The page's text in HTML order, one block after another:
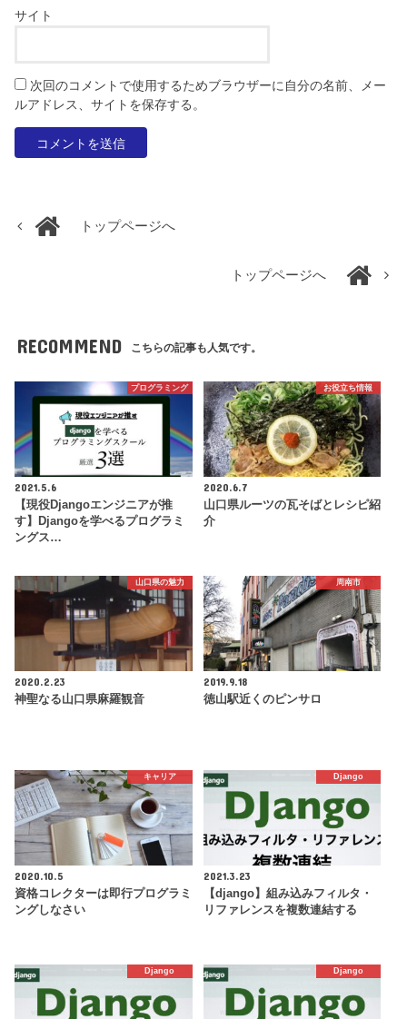
サイト
次回のコメントで使用するためブラウザーに自分の名前、メー
ルアドレス、サイトを保存する。
トップページへ
トップページへ
RECOMMEND こちらの記事も人気です。
プログラミング
2021.5.6
【現役Djangoエンジニアが推
す】Djangoを学べるプログラミ
ングス…
お役立ち情報
2020.6.7
山口県ルーツの瓦そばとレシピ紹
介
山口県の魅力
2020.2.23
神聖なる山口県麻羅観音
周南市
2019.9.18
徳山駅近くのピンサロ
キャリア
2020.10.5
資格コレクターは即行プログラミ
ングしなさい
Django
2021.3.23
【django】組み込みフィルタ・
リファレンスを複数連結する
Django Django